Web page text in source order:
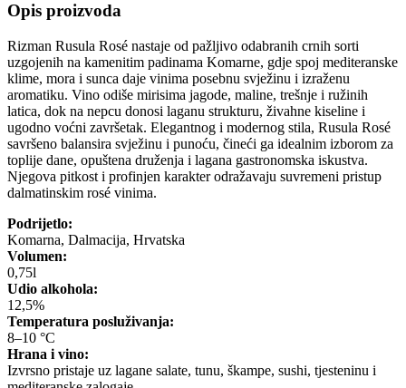
Opis proizvoda
Rizman Rusula Rosé nastaje od pažljivo odabranih crnih sorti
uzgojenih na kamenitim padinama Komarne, gdje spoj mediteranske
klime, mora i sunca daje vinima posebnu svježinu i izraženu
aromatiku. Vino odiše mirisima jagode, maline, trešnje i ružinih
latica, dok na nepcu donosi laganu strukturu, živahne kiseline i
ugodno voćni završetak. Elegantnog i modernog stila, Rusula Rosé
savršeno balansira svježinu i punoću, čineći ga idealnim izborom za
toplije dane, opuštena druženja i lagana gastronomska iskustva.
Njegova pitkost i profinjen karakter odražavaju suvremeni pristup
dalmatinskim rosé vinima.
Podrijetlo:
Komarna, Dalmacija, Hrvatska
Volumen:
0,75l
Udio alkohola:
12,5%
Temperatura posluživanja:
8–10 °C
Hrana i vino:
Izvrsno pristaje uz lagane salate, tunu, škampe, sushi, tjesteninu i